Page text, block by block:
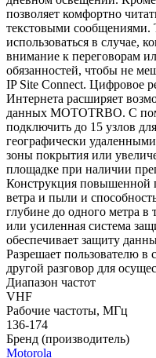
позволяет комфортно
текстовыми сообщениями.
использоваться в случае,
внимание к переговорам
обязанностей, чтобы не
IP Site Connect. Цифровое
Интернета расширяет
данных MOTOTRBO. С
подключить до 15 узлов
географически
зоны покрытия или
площадке при наличии
Конструкция повышенной
ветра и пыли и
глубине до одного метра в
или усиленная система
обеспечивает защиту
Разрешает пользователю в
другой разговор для
Диапазон частот
VHF
Рабочие частоты, МГц
136-174
Бренд (производитель)
Motorola